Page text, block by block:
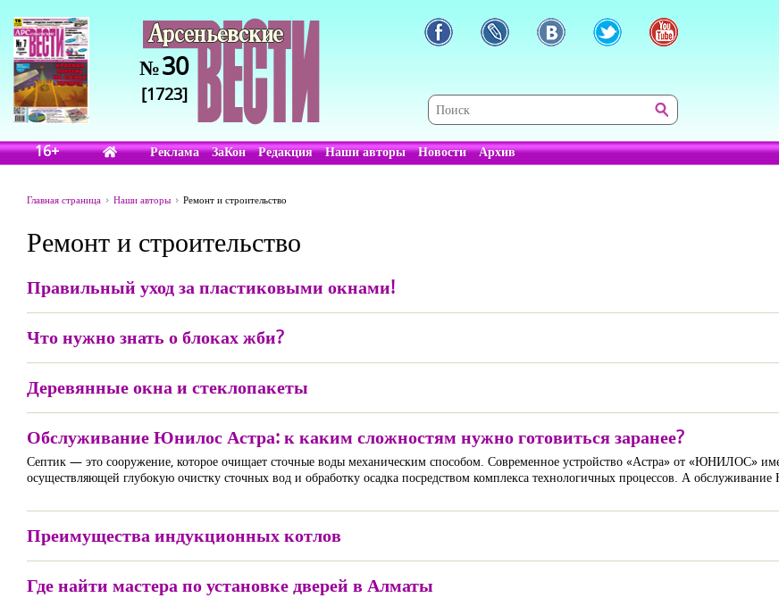
№30
[1723]
16+ Реклама ЗаКон Редакция Наши авторы Новости Архив
Главная страница Наши авторы Ремонт и строительство
Ремонт и строительство
Правильный уход за пластиковыми окнами!
Что нужно знать о блоках жби?
Деревянные окна и стеклопакеты
Обслуживание Юнилос Астра: к каким сложностям нужно готовиться заранее?
Септик — это сооружение, которое очищает сточные воды механическим способом. Современное устройство «Астра» от «ЮНИЛОС»
осуществляющей глубокую очистку сточных вод и обработку осадка посредством комплекса технологичных процессов. А
Преимущества индукционных котлов
Где найти мастера по установке дверей в Алматы